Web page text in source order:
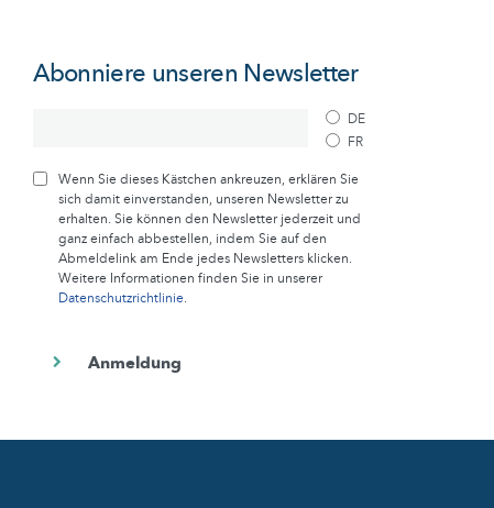
Abonniere unseren Newsletter
DE
FR
Wenn Sie dieses Kästchen ankreuzen, erklären Sie
sich damit einverstanden, unseren Newsletter zu
erhalten. Sie können den Newsletter jederzeit und
ganz einfach abbestellen, indem Sie auf den
Abmeldelink am Ende jedes Newsletters klicken.
Weitere Informationen finden Sie in unserer
Datenschutzrichtlinie.